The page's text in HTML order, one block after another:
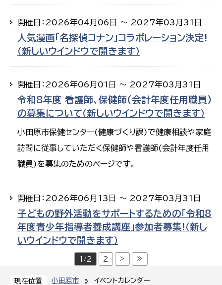
現在位置 小田原市
イベントカレンダー
開催日：2026年04月06日 ～ 2027年03月31日
人気漫画「名探偵コナン」コラボレーション決定!
（新しいウインドウで開きます）
開催日：2026年06月01日 ～ 2027年03月31日
令和8年度 看護師、保健師(会計年度任用職員)
の募集について（新しいウインドウで開きます）
小田原市保健センター(健康づくり課)で健康相談や家庭
訪問に従事していただく保健師や看護師(会計年度任用
職員)を募集のためのページです。
開催日：2026年06月13日 ～ 2027年03月31日
子どもの野外活動をサポートするための「令和8
年度青少年指導者養成講座」参加者募集!（新し
いウインドウで開きます）
1/2 2 > ≫